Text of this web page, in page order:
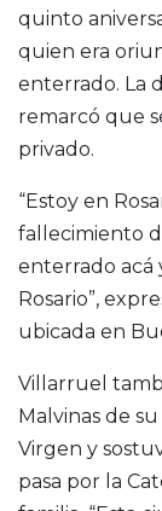
quinto
quien era
enterrado. La
remarcó que
privado.
“Estoy en
fallecimiento
enterrado acá
Rosario”,
ubicada en
Villarruel
Malvinas de
Virgen y
pasa por la